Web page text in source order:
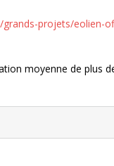
projets/eolien-
moyenne de plus